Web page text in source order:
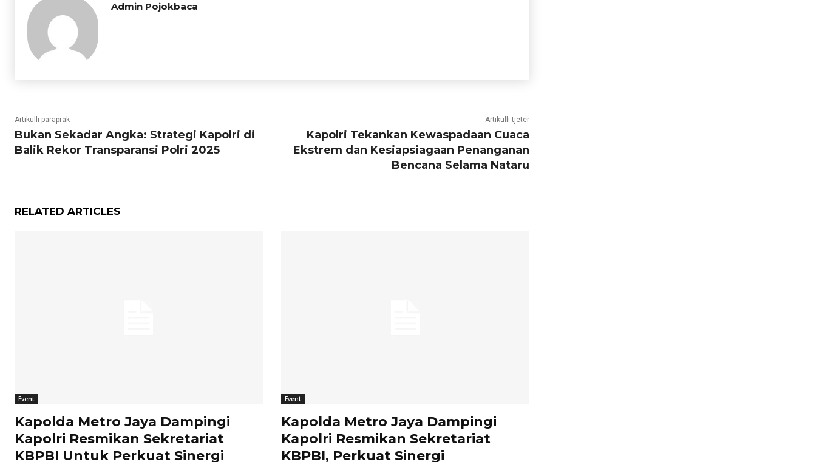
Admin Pojokbaca
Artikulli paraprak
Bukan Sekadar Angka: Strategi Kapolri di
Balik Rekor Transparansi Polri 2025
Artikulli tjetër
Kapolri Tekankan Kewaspadaan Cuaca
Ekstrem dan Kesiapsiagaan Penanganan
Bencana Selama Nataru
RELATED ARTICLES
Event
Kapolda Metro Jaya Dampingi
Kapolri Resmikan Sekretariat
KBPBI Untuk Perkuat Sinergi
Event
Kapolda Metro Jaya Dampingi
Kapolri Resmikan Sekretariat
KBPBI, Perkuat Sinergi